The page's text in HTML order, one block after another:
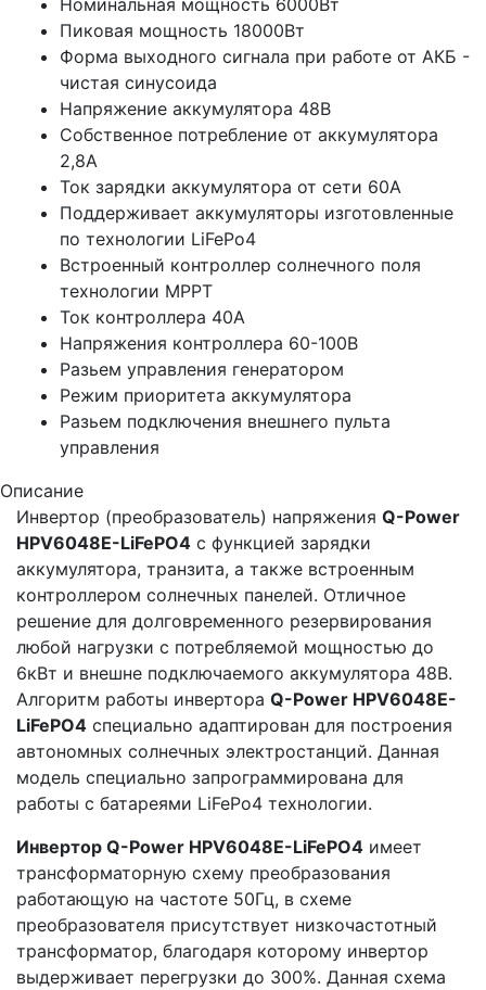
Пиковая мощность 18000Вт
Форма выходного сигнала при работе от АКБ -
чистая синусоида
Напряжение аккумулятора 48В
Собственное потребление от аккумулятора
2,8А
Ток зарядки аккумулятора от сети 60А
Поддерживает аккумуляторы изготовленные
по технологии LiFePo4
Встроенный контроллер солнечного поля
технологии MPPT
Ток контроллера 40А
Напряжения контроллера 60-100В
Разьем управления генератором
Режим приоритета аккумулятора
Разьем подключения внешнего пульта
управления
Описание
Инвертор (преобразователь) напряжения Q-Power
HPV6048Е-LiFePO4 с функцией зарядки
аккумулятора, транзита, а также встроенным
контроллером солнечных панелей. Отличное
решение для долговременного резервирования
любой нагрузки с потребляемой мощностью до
6кВт и внешне подключаемого аккумулятора 48В.
Алгоритм работы инвертора Q-Power HPV6048E-
LiFePO4 специально адаптирован для построения
автономных солнечных электростанций. Данная
модель специально запрограммирована для
работы с батареями LiFePo4 технологии.
Инвертор Q-Power HPV6048Е-LiFePO4 имеет
трансформаторную схему преобразования
работающую на частоте 50Гц, в схеме
преобразователя присутствует низкочастотный
трансформатор, благодаря которому инвертор
выдерживает перегрузки до 300%. Данная схема